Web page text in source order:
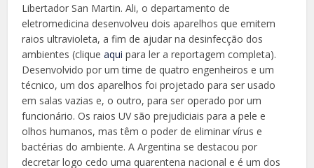
Libertador San Martin. Ali, o departamento de
eletromedicina desenvolveu dois aparelhos que emitem
raios ultravioleta, a fim de ajudar na desinfecção dos
ambientes (cliqueaqui para ler a reportagem completa).
Desenvolvido por um time de quatro engenheiros e um
técnico, um dos aparelhos foi projetado para ser usado
em salas vazias e, o outro, para ser operado por um
funcionário. Os raios UV são prejudiciais para a pele e
olhos humanos, mas têm o poder de eliminar vírus e
bactérias do ambiente. A Argentina se destacou por
decretar logo cedo uma quarentena nacional e é um dos